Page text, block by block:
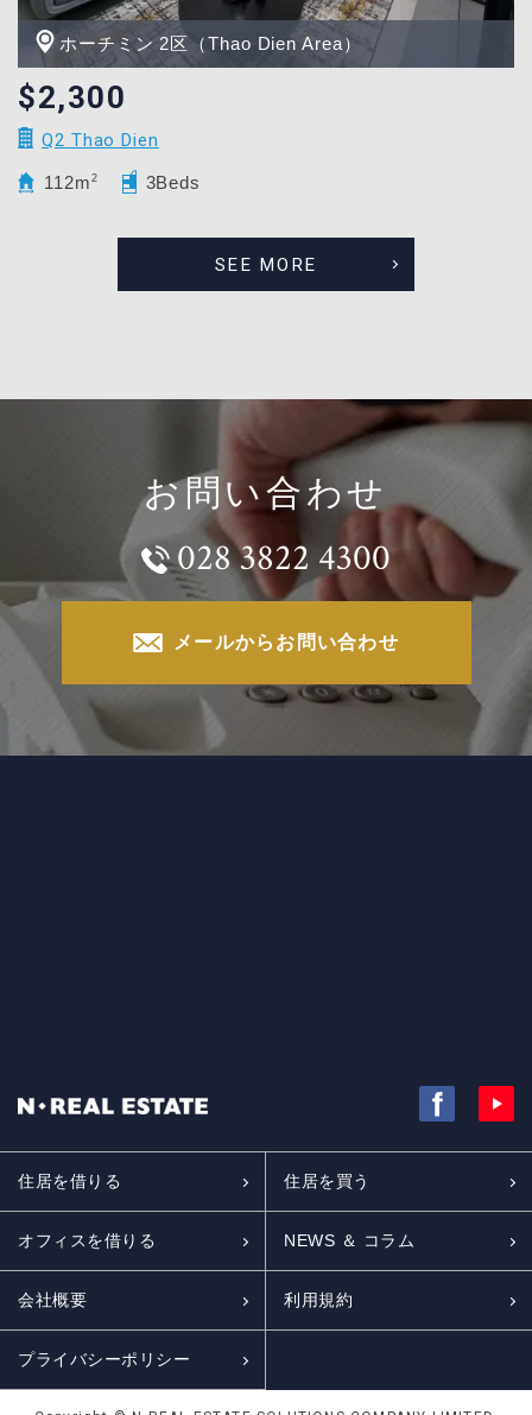
ホーチミン 2区（Thao Dien Area）
$2,300
Q2 Thao Dien
112m 2 3Beds
SEE MORE
お問い合わせ
028 3822 4300
メールからお問い合わせ
住居を借りる 住居を買う
オフィスを借りる NEWS ＆ コラム
会社概要 利用規約
プライバシーポリシー